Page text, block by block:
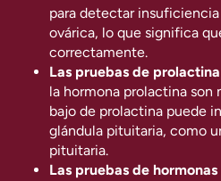
para detectar
ovárica, lo que significa
correctamente.
Las pruebas de prolactina
la hormona prolactina son
bajo de prolactina puede
glándula pituitaria, como
pituitaria.
Las pruebas de